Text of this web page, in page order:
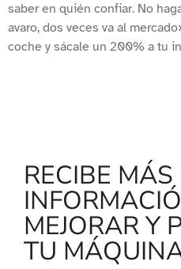
saber en quién confiar. No
avaro, dos veces va al
coche y sácale un 200% a tu
RECIBE MÁS
MEJORAR Y
TU